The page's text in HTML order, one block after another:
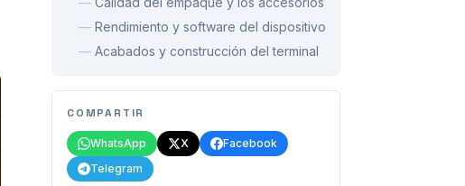
— Rendimiento y software del dispositivo
— Acabados y construcción del terminal
COMPARTIR
WhatsApp X
Facebook
Telegram